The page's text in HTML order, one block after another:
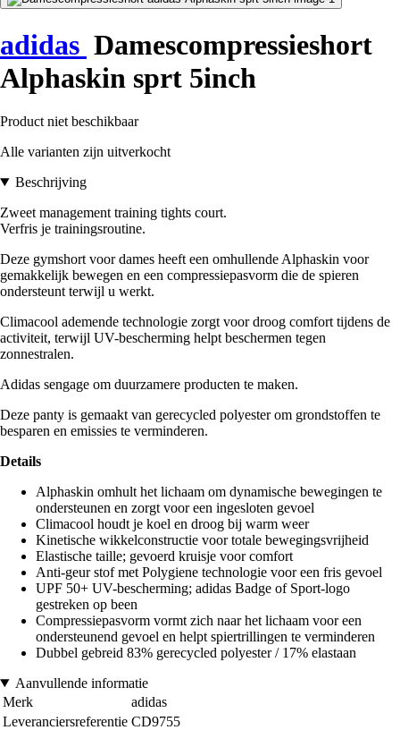
adidas Damescompressieshort
Alphaskin sprt 5inch
Product niet beschikbaar
Alle varianten zijn uitverkocht
Beschrijving
Zweet management training tights court.
Verfris je trainingsroutine.
Deze gymshort voor dames heeft een omhullende Alphaskin voor
gemakkelijk bewegen en een compressiepasvorm die de spieren
ondersteunt terwijl u werkt.
Climacool ademende technologie zorgt voor droog comfort tijdens de
activiteit, terwijl UV-bescherming helpt beschermen tegen
zonnestralen.
Adidas sengage om duurzamere producten te maken.
Deze panty is gemaakt van gerecycled polyester om grondstoffen te
besparen en emissies te verminderen.
Details
Alphaskin omhult het lichaam om dynamische bewegingen te
ondersteunen en zorgt voor een ingesloten gevoel
Climacool houdt je koel en droog bij warm weer
Kinetische wikkelconstructie voor totale bewegingsvrijheid
Elastische taille; gevoerd kruisje voor comfort
Anti-geur stof met Polygiene technologie voor een fris gevoel
UPF 50+ UV-bescherming; adidas Badge of Sport-logo
gestreken op been
Compressiepasvorm vormt zich naar het lichaam voor een
ondersteunend gevoel en helpt spiertrillingen te verminderen
Dubbel gebreid 83% gerecycled polyester / 17% elastaan
Aanvullende informatie
Merk
adidas
Leveranciersreferentie CD9755